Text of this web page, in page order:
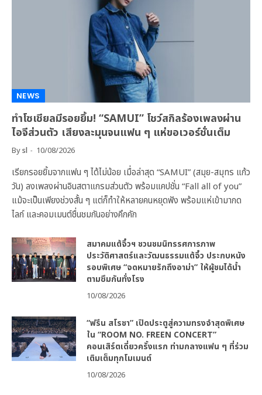
NEWS
ทำโซเชียลมีรอยยิ้ม! “SAMUI” โชว์สกิลร้องเพลงผ่าน
ไอจีส่วนตัว เสียงละมุนจนแฟน ๆ แห่ขอเวอร์ชั่นเต็ม
Bysl 10/08/2026
เรียกรอยยิ้มจากแฟน ๆ ได้ไม่น้อย เมื่อล่าสุด “SAMUI” (สมุย-สมุทร แก้ว
วัน) ลงเพลงผ่านอินสตาแกรมส่วนตัว พร้อมแคปชั่น “Fall all of you”
แม้จะเป็นเพียงช่วงสั้น ๆ แต่ก็ทำให้หลายคนหยุดฟัง พร้อมแห่เข้ามากด
ไลก์ และคอมเมนต์ชื่นชมกันอย่างคึกคัก
สมาคมแต้จิ๋วฯ ชวนชมนิทรรศการภาพ
ประวัติศาสตร์และวัฒนธรรมแต้จิ๋ว ประกบหนัง
รอบพิเศษ “จดหมายรักถึงอาม่า” ให้ผู้ชมได้น้ำ
ตามซึมกันทั่งโรง
10/08/2026
“ฟรีน สโรชา” เปิดประตูสู่ความทรงจำสุดพิเศษ
ใน “ROOM NO. FREEN CONCERT”
คอนเสิร์ตเดี่ยวครั้งแรก ท่ามกลางแฟน ๆ ที่ร่วม
เติมเต็มทุกโมเมนต์
10/08/2026